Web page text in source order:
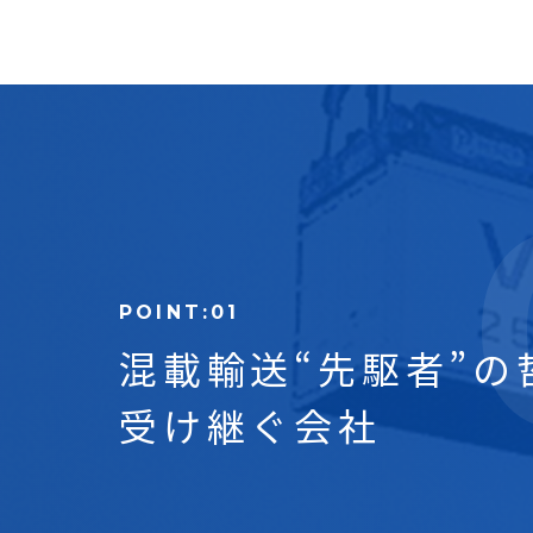
混載輸送“先駆者”の
受け継ぐ会社